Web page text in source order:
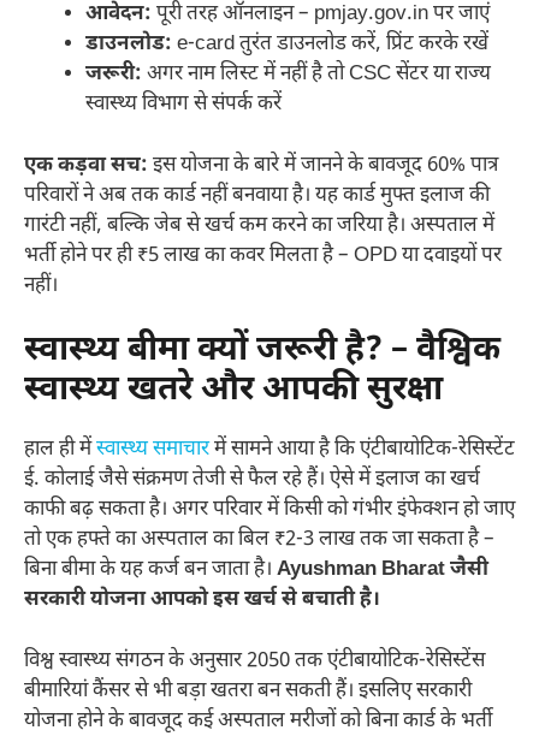
आवेदन: पूरी तरह ऑनलाइन – pmjay.gov.in पर जाएं
डाउनलोड: e-card तुरंत डाउनलोड करें, प्रिंट करके रखें
जरूरी: अगर नाम लिस्ट में नहीं है तो CSC सेंटर या राज्य
स्वास्थ्य विभाग से संपर्क करें
एक कड़वा सच: इस योजना के बारे में जानने के बावजूद 60% पात्र
परिवारों ने अब तक कार्ड नहीं बनवाया है। यह कार्ड मुफ्त इलाज की
गारंटी नहीं, बल्कि जेब से खर्च कम करने का जरिया है। अस्पताल में
भर्ती होने पर ही ₹5 लाख का कवर मिलता है – OPD या दवाइयों पर
नहीं।
स्वास्थ्य बीमा क्यों जरूरी है? – वैश्विक
स्वास्थ्य खतरे और आपकी सुरक्षा
हाल ही मेंस्वास्थ्य समाचारमें सामने आया है कि एंटीबायोटिक-रेसिस्टेंट
ई. कोलाई जैसे संक्रमण तेजी से फैल रहे हैं। ऐसे में इलाज का खर्च
काफी बढ़ सकता है। अगर परिवार में किसी को गंभीर इंफेक्शन हो जाए
तो एक हफ्ते का अस्पताल का बिल ₹2-3 लाख तक जा सकता है –
बिना बीमा के यह कर्ज बन जाता है। Ayushman Bharat जैसी
सरकारी योजना आपको इस खर्च से बचाती है।
विश्व स्वास्थ्य संगठन के अनुसार 2050 तक एंटीबायोटिक-रेसिस्टेंस
बीमारियां कैंसर से भी बड़ा खतरा बन सकती हैं। इसलिए सरकारी
योजना होने के बावजूद कई अस्पताल मरीजों को बिना कार्ड के भर्ती